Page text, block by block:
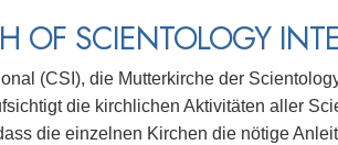
OF SCIENTOLOGY
(CSI), die Mutterkirche der
die kirchlichen Aktivitäten aller
die einzelnen Kirchen die nötige